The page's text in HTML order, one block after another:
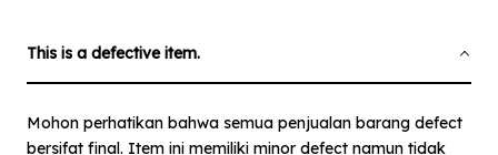
This is a defective item.
Mohon perhatikan bahwa semua penjualan barang defect
bersifat final. Item ini memiliki minor defect namun tidak